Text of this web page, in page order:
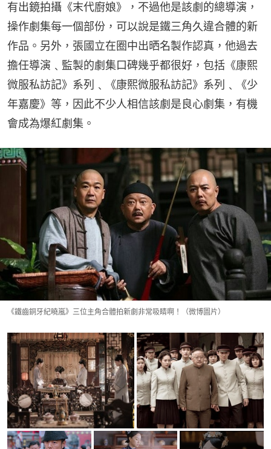
有出鏡拍攝《末代廚娘》，不過他是該劇的總導演，
操作劇集每一個部份，可以說是鐵三角久違合體的新
作品。另外，張國立在圈中出晒名製作認真，他過去
擔任導演﹑監製的劇集口碑幾乎都很好，包括《康熙
微服私訪記》系列﹑《康熙微服私訪記》系列﹑《少
年嘉慶》等，因此不少人相信該劇是良心劇集，有機
會成為爆紅劇集。
《鐵齒銅牙紀曉嵐》三位主角合體拍新劇非常吸睛啊！（微博圖片）